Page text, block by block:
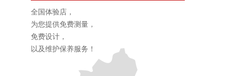
全国体验店，
为您提供免费测量，
免费设计，
以及维护保养服务！